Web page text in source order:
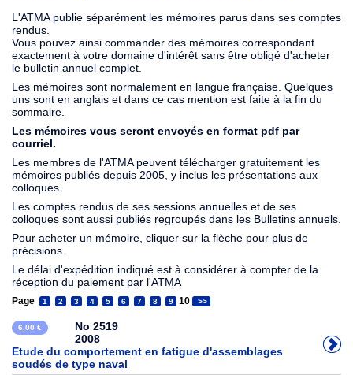
L'ATMA publie séparément les mémoires parus dans ses comptes
rendus.
Vous pouvez ainsi commander des mémoires correspondant
exactement à votre domaine d'intérêt sans être obligé d'acheter
le bulletin annuel complet.
Les mémoires sont normalement en langue française. Quelques
uns sont en anglais et dans ce cas mention est faite à la fin du
sommaire.
Les mémoires vous seront envoyés en format pdf par
courriel.
Les membres de l'ATMA peuvent télécharger gratuitement les
mémoires publiés depuis 2005, y inclus les présentations aux
colloques.
Les comptes rendus de ses sessions annuelles et de ses
colloques sont aussi publiés regroupés dans les Bulletins annuels.
Pour acheter un mémoire, cliquer sur la flèche pour plus de
précisions.
Le délai d'expédition indiqué est à considérer à compter de la
réception du paiement par l'ATMA
Page 1 2 3 4 5 6 7 8 9 10 >>
6,00 €
No 2519
2008
Etude du comportement en fatigue d'assemblages
soudés de type naval